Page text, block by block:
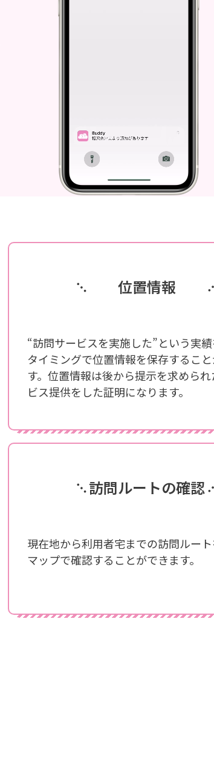
位置情報
“訪問サービスを実施した”という実
タイミングで位置情報を保存するこ
す。位置情報は後から提示を求めら
ビス提供をした証明になります。
訪問ルートの確認
現在地から利用者宅までの訪問ルー
マップで確認することができます。